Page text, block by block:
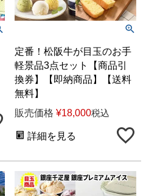
定番！松阪牛が目玉のお手
軽景品3点セット【商品引
換券】【即納商品】【送料
無料】
販売価格 ¥18,000税込
詳細を見る